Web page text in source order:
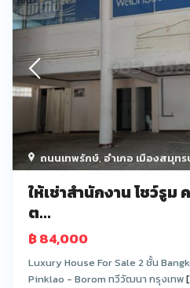
ถนนเทพรักษ์, อำเภอ เมืองสมุทร
ให้เช่าสำนักงาน โชว์รูม
ต...
฿ 84,000
Luxury House For Sale 2 ชั้น
Pinklao - Borom ทวีวัฒนา กรุงเทพ